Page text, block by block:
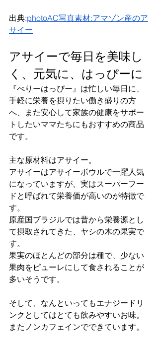
出典:photoAC写真素材:アマゾン産のア
サイー
アサイーで毎日を美味し
く、元気に、はっぴーに
『べりーはっぴー』は忙しい毎日に、
手軽に栄養を摂りたい働き盛りの方
へ、また安心して家族の健康をサポー
トしたいママたちにもおすすめの商品
です。
主な原材料はアサイー。
⁡アサイーはアサイーボウルで一躍人気
になっていますが、実はスーパーフー
ドと呼ばれて栄養価が高いのが特徴で
す。
原産国ブラジルでは昔から栄養源とし
て摂取されてきた、ヤシの木の果実で
す。
果実のほとんどの部分は種で、少ない
果肉をピューレにして食されることが
多いそうです。
そして、なんといってもエナジードリ
ンクとしてはとても飲みやすいお味。
またノンカフェインでできています。